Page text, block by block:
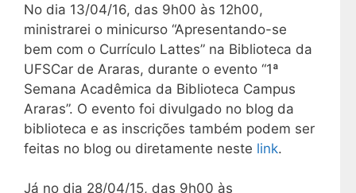
No dia 13/04/16, das 9h00 às 12h00,
ministrarei o minicurso “Apresentando-se
bem com o Currículo Lattes” na Biblioteca da
UFSCar de Araras, durante o evento “1ª
Semana Acadêmica da Biblioteca Campus
Araras”. O evento foi divulgado no blog da
biblioteca e as inscrições também podem ser
feitas no blog ou diretamente neste link.
Já no dia 28/04/15, das 9h00 às